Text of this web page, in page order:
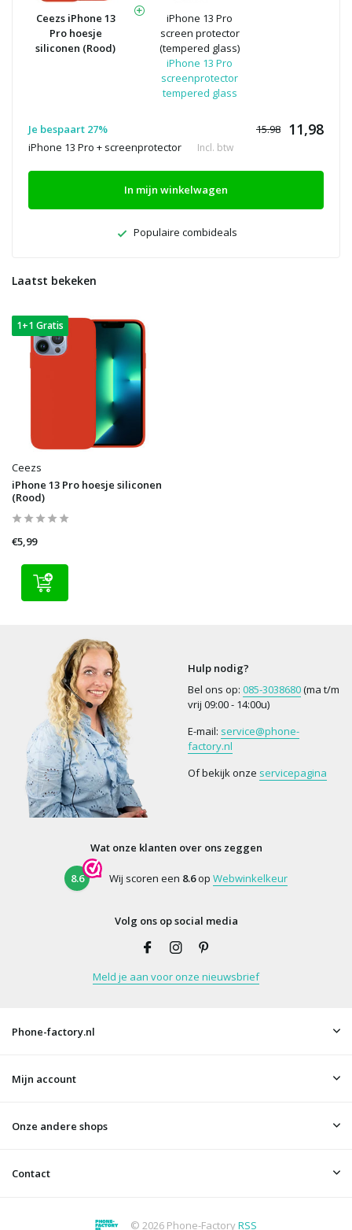
Ceezs iPhone 13
Pro hoesje
siliconen (Rood)
iPhone 13 Pro
screen protector
(tempered glass)
iPhone 13 Pro
screenprotector
tempered glass
Je bespaart 27% 15.98 11,98
iPhone 13 Pro + screenprotector Incl. btw
In mijn winkelwagen
Populaire combideals
Laatst bekeken
1+1 Gratis
Ceezs
iPhone 13 Pro hoesje siliconen
(Rood)
€5,99
Hulp nodig?
Bel ons op: 085-3038680(ma t/m
vrij 09:00 - 14:00u)
E-mail: service@phone-
factory.nl
Of bekijk onze servicepagina
Wat onze klanten over ons zeggen
8.6 Wij scoren een 8.6op Webwinkelkeur
Volg ons op social media
Meld je aan voor onze nieuwsbrief
Phone-factory.nl
Mijn account
Onze andere shops
Contact
© 2026 Phone-FactoryRSS